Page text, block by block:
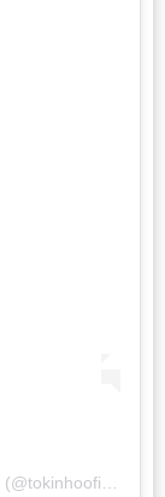
(@tokinhooficial) em